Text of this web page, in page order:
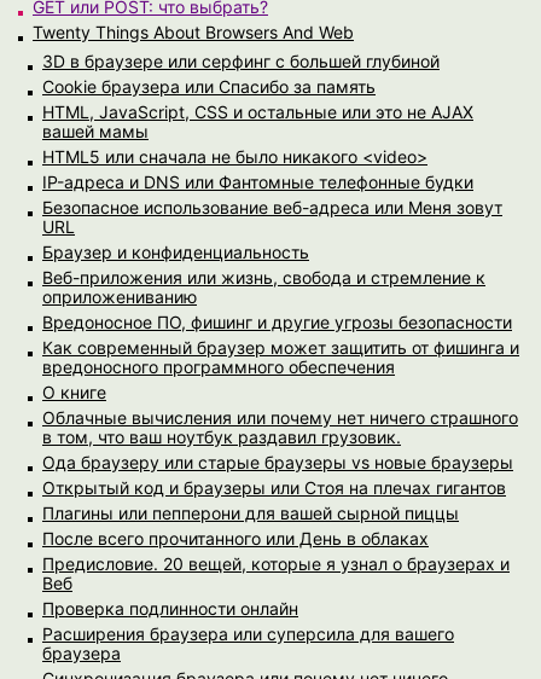
GET или POST: что выбрать?
Twenty Things About Browsers And Web
3D в браузере или серфинг с большей глубиной
Cookie браузера или Спасибо за память
HTML, JavaScript, CSS и остальные или это не AJAX
вашей мамы
HTML5 или сначала не было никакого <video>
IP-адреса и DNS или Фантомные телефонные будки
Безопасное использование веб-адреса или Меня зовут
URL
Браузер и конфиденциальность
Веб-приложения или жизнь, свобода и стремление к
оприложениванию
Вредоносное ПО, фишинг и другие угрозы безопасности
Как современный браузер может защитить от фишинга и
вредоносного программного обеспечения
О книге
Облачные вычисления или почему нет ничего страшного
в том, что ваш ноутбук раздавил грузовик.
Ода браузеру или старые браузеры vs новые браузеры
Открытый код и браузеры или Стоя на плечах гигантов
Плагины или пепперони для вашей сырной пиццы
После всего прочитанного или День в облаках
Предисловие. 20 вещей, которые я узнал о браузерах и
Веб
Проверка подлинности онлайн
Расширения браузера или суперсила для вашего
браузера